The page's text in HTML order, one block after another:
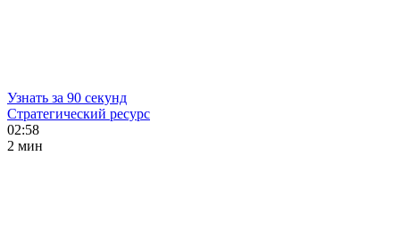
Узнать за 90 секунд
Стратегический ресурс
02:58
2 мин